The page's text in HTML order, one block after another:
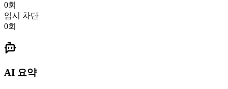
0회
임시 차단
0회
AI 요약